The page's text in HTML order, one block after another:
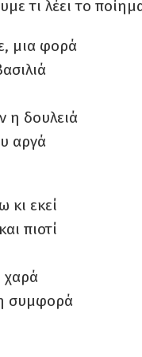
τι λέει το
μια φορά
η δουλειά
αργά
κι εκεί
πιοτί
χαρά
συμφορά